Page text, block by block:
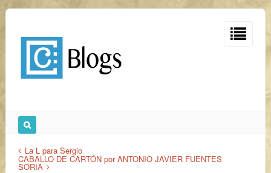
La L para Sergio
CABALLO DE CARTÓN por ANTONIO JAVIER FUENTES
SORIA